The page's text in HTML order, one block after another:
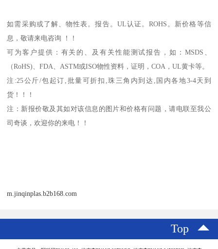
如需采购或了解、物性表。报告。 UL认证。ROHS 。新价格等信
息，敬请来电咨询 ！！
可为客户提供：有关的、及有关性能测试报告，如： MSDS
（RoHS) 、FDA ASTM或ISO物性资料，证明，COA ，UL黄卡等。
注 :25公斤/包起订 批量可折扣 珠三角内到达 国内各地3-4天到
货！！！
注：新报价敬及其如对该信息的图片和价格有问题，请电联至我公
司奇谈，欢迎你的来电！！
m.jinqinplas.b2b168.com
Top